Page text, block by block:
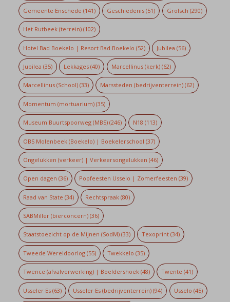
Gemeente Enschede (141) Geschiedenis (51) Grolsch (290)
Het Rutbeek (terrein)(102)
Hotel Bad Boekelo | Resort Bad Boekelo (52) Jubilea (56)
Jubilea (35) Lekkages (40) Marcellinus (kerk)(62)
Marcellinus (School)(33) Marssteden (bedrijventerrein) (62)
Momentum (mortuarium)(35)
Museum Buurtspoorweg (MBS)(246) N18 (113)
OBS Molenbeek (Boekelo) | Boekelerschool (37)
Ongelukken (verkeer) | Verkeersongelukken (46)
Open dagen (36) Popfeesten Usselo | Zomerfeesten (39)
Raad van State (34) Rechtspraak (80)
SABMiller (bierconcern)(36)
Staatstoezicht op de Mijnen (SodM)(33) Texoprint (34)
Tweede Wereldoorlog(55) Twekkelo (35)
Twence (afvalverwerking) | Boeldershoek(48) Twente (41)
Usseler Es(63) Usseler Es (bedrijventerrein) (94) Usselo (45)